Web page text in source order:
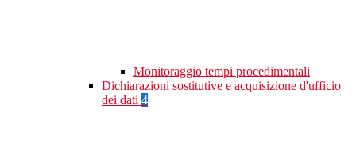
Monitoraggio tempi procedimentali
Dichiarazioni sostitutive e acquisizione d'ufficio
dei dati 4